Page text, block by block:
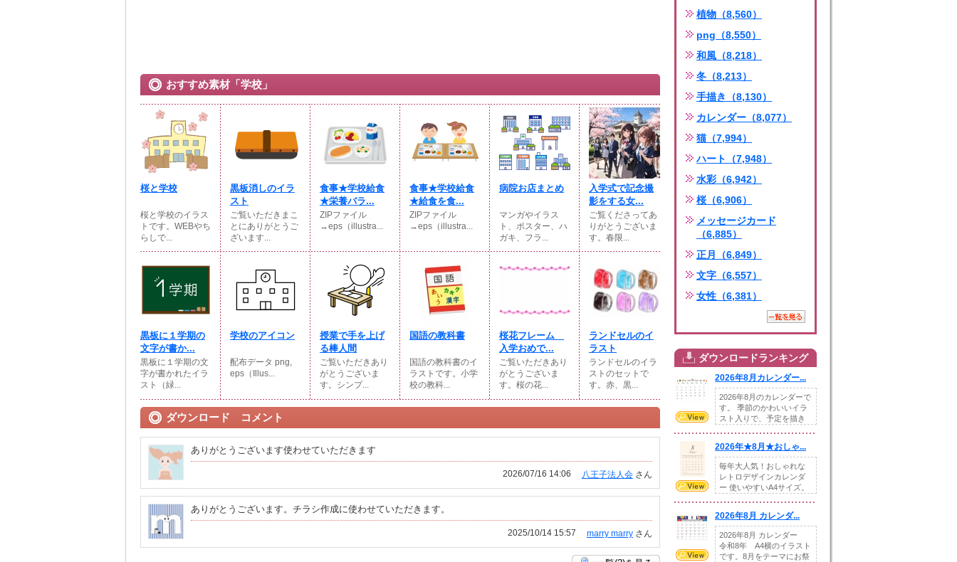
おすすめ素材「学校」
桜と学校
桜と学校のイラス
トです。WEBやち
らしで...
黒板消しのイラ
スト
ご覧いただきまこ
とにありがとうご
ざいます...
食事★学校給食
★栄養バラ...
ZIPファイル
→eps（illustra...
食事★学校給食
★給食を食...
ZIPファイル
→eps（illustra...
病院お店まとめ
マンガやイラス
ト、ポスター、ハ
ガキ、フラ...
入学式で記念撮
影をする女...
ご覧くださってあ
りがとうございま
す。春限...
黒板に１学期の
文字が書か...
黒板に１学期の文
字が書かれたイラ
スト（緑...
学校のアイコン
配布データ png,
eps（Illus...
授業で手を上げ
る棒人間
ご覧いただきあり
がとうございま
す。シンプ...
国語の教科書
国語の教科書のイ
ラストです。小学
校の教科...
桜花フレーム
入学おめで...
ご覧いただきあり
がとうございま
す。桜の花...
ランドセルのイ
ラスト
ランドセルのイラ
ストのセットで
す。赤、黒...
ダウンロード コメント
ありがとうございます使わせていただきます
八王子法人会 さん
2026/07/16 14:06
ありがとうございます。チラシ作成に使わせていただきます。
marry marry さん
2025/10/14 15:57
植物（8,560）
png（8,550）
和風（8,218）
冬（8,213）
手描き（8,130）
カレンダー（8,077）
猫（7,994）
ハート（7,948）
水彩（6,942）
桜（6,906）
メッセージカード
（6,885）
正月（6,849）
文字（6,557）
女性（6,381）
ダウンロードランキング
2026年8月カレンダー...
2026年8月のカレンダーで
す。 季節のかわいいイラ
スト入りで、予定を描き
2026年★8月★おしゃ...
毎年大人気！おしゃれな
レトロデザインカレンダ
ー 使いやすいA4サイズ。
2026年8月 カレンダ...
2026年8月 カレンダー
令和8年 A4横のイラスト
です。8月をテーマにお祭